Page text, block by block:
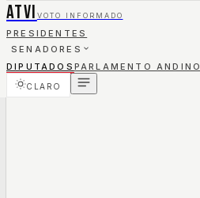
ATVI VOTO INFORMADO
PRESIDENTES
SENADORES
DIPUTADOS PARLAMENTO ANDINO
CLARO